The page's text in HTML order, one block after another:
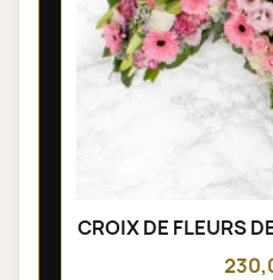
CROIX DE FLEURS